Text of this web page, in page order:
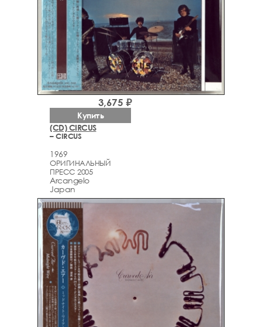
(CD) CIRCUS
– CIRCUS
1969
ОРИГИНАЛЬНЫЙ
ПРЕСС 2005
Arcаngelo
Japan
3,675 ₽
Купить